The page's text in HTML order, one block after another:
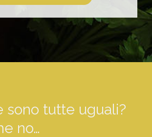
sono tutte uguali?
no…